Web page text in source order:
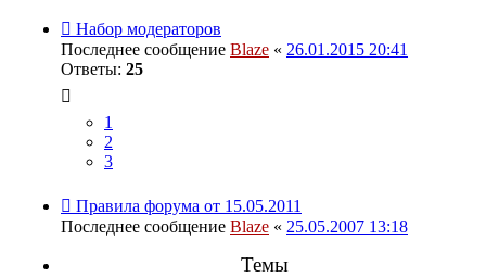
Набор модераторов
Последнее сообщение Blaze « 26.01.2015 20:41
Ответы: 25
1
2
3
Правила форума от 15.05.2011
Последнее сообщение Blaze « 25.05.2007 13:18
Темы